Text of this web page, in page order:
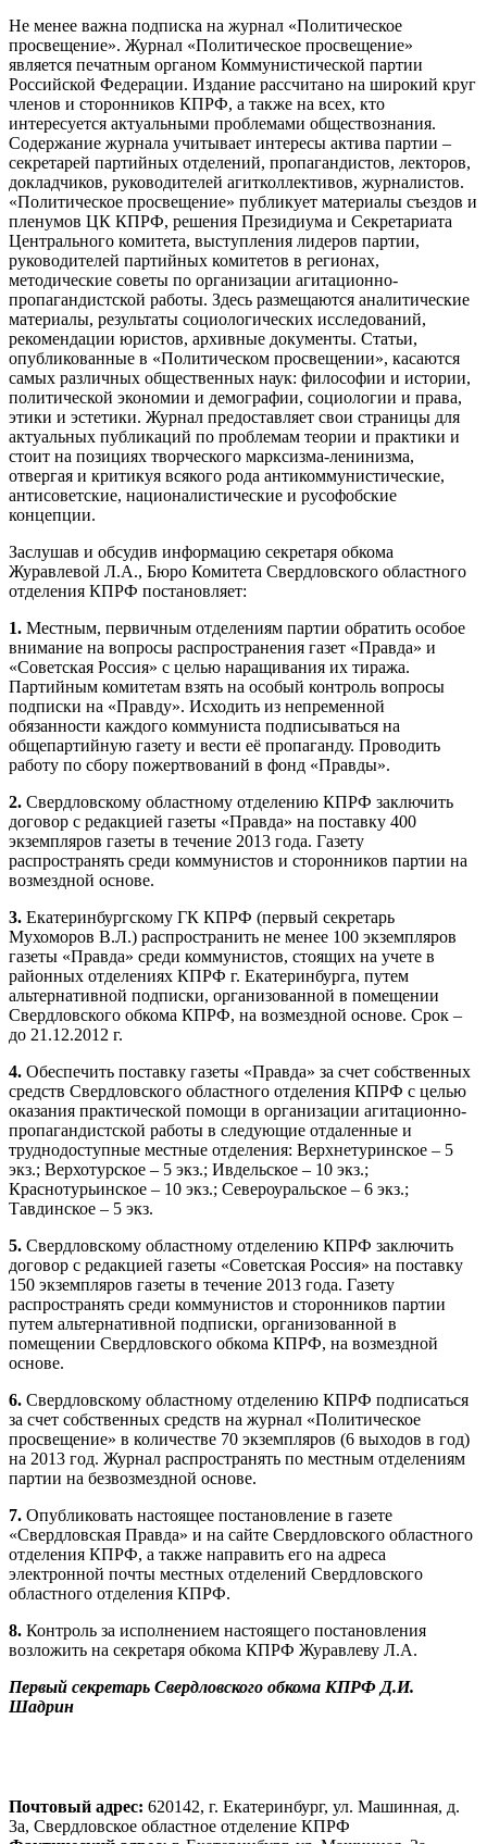
Не менее важна подписка на журнал «Политическое
просвещение». Журнал «Политическое просвещение»
является печатным органом Коммунистической партии
Российской Федерации. Издание рассчитано на широкий круг
членов и сторонников КПРФ, а также на всех, кто
интересуется актуальными проблемами обществознания.
Содержание журнала учитывает интересы актива партии –
секретарей партийных отделений, пропагандистов, лекторов,
докладчиков, руководителей агитколлективов, журналистов.
«Политическое просвещение» публикует материалы съездов и
пленумов ЦК КПРФ, решения Президиума и Секретариата
Центрального комитета, выступления лидеров партии,
руководителей партийных комитетов в регионах,
методические советы по организации агитационно-
пропагандистской работы. Здесь размещаются аналитические
материалы, результаты социологических исследований,
рекомендации юристов, архивные документы. Статьи,
опубликованные в «Политическом просвещении», касаются
самых различных общественных наук: философии и истории,
политической экономии и демографии, социологии и права,
этики и эстетики. Журнал предоставляет свои страницы для
актуальных публикаций по проблемам теории и практики и
стоит на позициях творческого марксизма-ленинизма,
отвергая и критикуя всякого рода антикоммунистические,
антисоветские, националистические и русофобские
концепции.
Заслушав и обсудив информацию секретаря обкома
Журавлевой Л.А., Бюро Комитета Свердловского областного
отделения КПРФ постановляет:
1. Местным, первичным отделениям партии обратить особое
внимание на вопросы распространения газет «Правда» и
«Советская Россия» с целью наращивания их тиража.
Партийным комитетам взять на особый контроль вопросы
подписки на «Правду». Исходить из непременной
обязанности каждого коммуниста подписываться на
общепартийную газету и вести её пропаганду. Проводить
работу по сбору пожертвований в фонд «Правды».
2. Свердловскому областному отделению КПРФ заключить
договор с редакцией газеты «Правда» на поставку 400
экземпляров газеты в течение 2013 года. Газету
распространять среди коммунистов и сторонников партии на
возмездной основе.
3. Екатеринбургскому ГК КПРФ (первый секретарь
Мухоморов В.Л.) распространить не менее 100 экземпляров
газеты «Правда» среди коммунистов, стоящих на учете в
районных отделениях КПРФ г. Екатеринбурга, путем
альтернативной подписки, организованной в помещении
Свердловского обкома КПРФ, на возмездной основе. Срок –
до 21.12.2012 г.
4. Обеспечить поставку газеты «Правда» за счет собственных
средств Свердловского областного отделения КПРФ с целью
оказания практической помощи в организации агитационно-
пропагандистской работы в следующие отдаленные и
труднодоступные местные отделения: Верхнетуринское – 5
экз.; Верхотурское – 5 экз.; Ивдельское – 10 экз.;
Краснотурьинское – 10 экз.; Североуральское – 6 экз.;
Тавдинское – 5 экз.
5. Свердловскому областному отделению КПРФ заключить
договор с редакцией газеты «Советская Россия» на поставку
150 экземпляров газеты в течение 2013 года. Газету
распространять среди коммунистов и сторонников партии
путем альтернативной подписки, организованной в
помещении Свердловского обкома КПРФ, на возмездной
основе.
6. Свердловскому областному отделению КПРФ подписаться
за счет собственных средств на журнал «Политическое
просвещение» в количестве 70 экземпляров (6 выходов в год)
на 2013 год. Журнал распространять по местным отделениям
партии на безвозмездной основе.
7. Опубликовать настоящее постановление в газете
«Свердловская Правда» и на сайте Свердловского областного
отделения КПРФ, а также направить его на адреса
электронной почты местных отделений Свердловского
областного отделения КПРФ.
8. Контроль за исполнением настоящего постановления
возложить на секретаря обкома КПРФ Журавлеву Л.А.
Первый секретарь Свердловского обкома КПРФ Д.И.
Шадрин
Почтовый адрес: 620142, г. Екатеринбург, ул. Машинная, д.
3а, Свердловское областное отделение КПРФ